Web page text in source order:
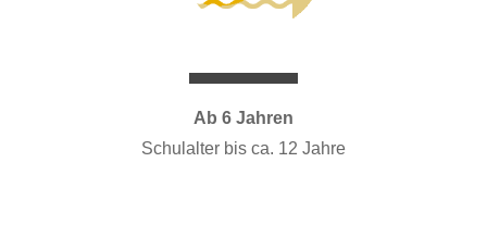
Ab 6 Jahren
Schulalter bis ca. 12 Jahre